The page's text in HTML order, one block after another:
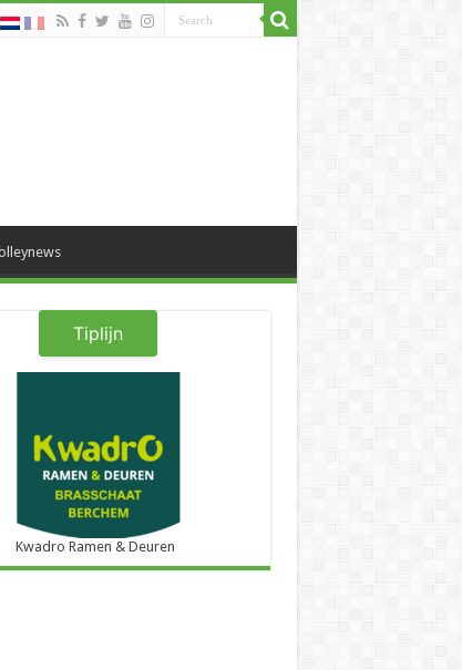
Tiplijn
Kwadro Ramen & Deuren